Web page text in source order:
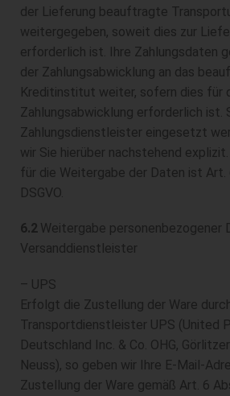
der Lieferung beauftragte
weitergegeben, soweit dies zur
erforderlich ist. Ihre Zahlungsdaten
der Zahlungsabwicklung an das
Kreditinstitut weiter, sofern dies für
Zahlungsabwicklung erforderlich ist.
Zahlungsdienstleister eingesetzt
wir Sie hierüber nachstehend
für die Weitergabe der Daten ist Art.
DSGVO.
6.2 Weitergabe personenbezogener
Versanddienstleister
– UPS
Erfolgt die Zustellung der Ware
Transportdienstleister UPS (United
Deutschland Inc. & Co. OHG,
Neuss), so geben wir Ihre E-Mail-
Zustellung der Ware gemäß Art. 6